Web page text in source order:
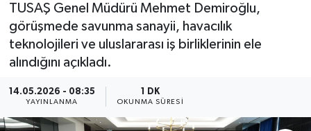
TUSAŞ Genel Müdürü Mehmet Demiroğlu,
görüşmede savunma sanayii, havacılık
teknolojileri ve uluslararası iş birliklerinin ele
alındığını açıkladı.
14.05.2026 - 08:35
YAYINLANMA
1 DK
OKUNMA SÜRESI